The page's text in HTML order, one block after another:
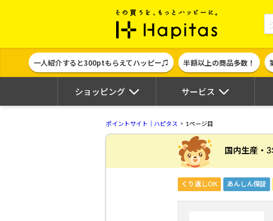
ポイント貯めて
一人紹介すると300ptもらえてハッピー♫ 半額以上の商品多数！
ショッピング サービス
ポイントサイト｜ハピタス 1ページ目
国内生産・
くり返しOK あんしん保証